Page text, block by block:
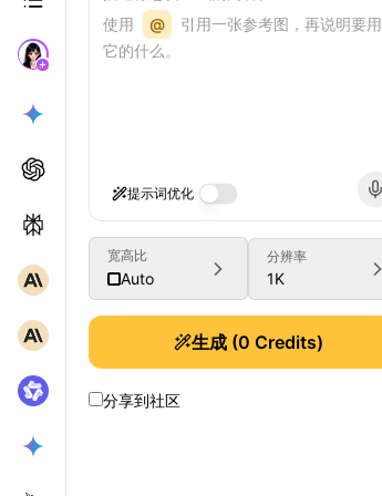
使用
@
引用一张参考图，再说明要用
它的什么。
提示词优化
宽高比
Auto
分辨率
1K
生成(0 Credits)
分享到社区